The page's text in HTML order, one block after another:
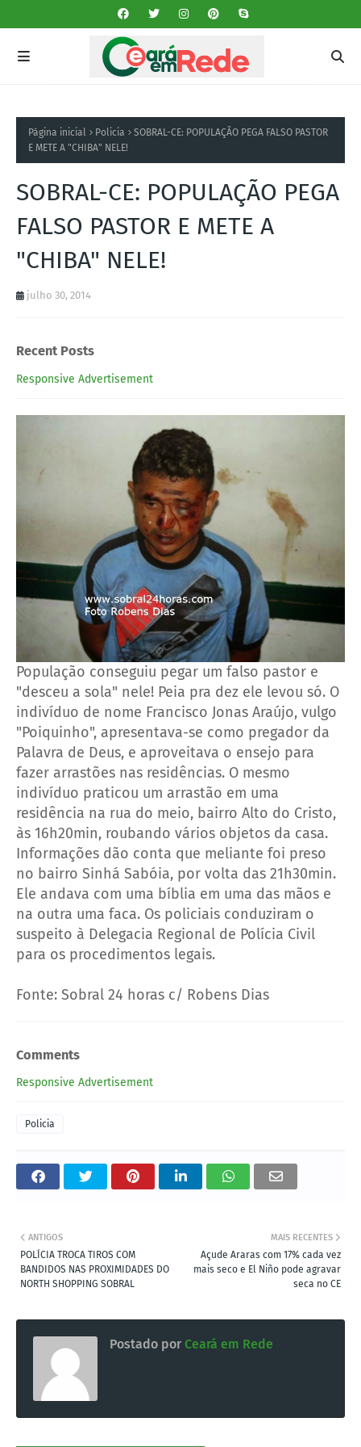
Página inicial Policia
SOBRAL-CE: POPULAÇÃO PEGA FALSO PASTOR
E METE A "CHIBA" NELE!
SOBRAL-CE: POPULAÇÃO PEGA
FALSO PASTOR E METE A
"CHIBA" NELE!
julho 30, 2014
Recent Posts
Responsive Advertisement
População conseguiu pegar um falso pastor e
"desceu a sola" nele! Peia pra dez ele levou só. O
indivíduo de nome Francisco Jonas Araújo, vulgo
"Poiquinho", apresentava-se como pregador da
Palavra de Deus, e aproveitava o ensejo para
fazer arrastões nas residências. O mesmo
indivíduo praticou um arrastão em uma
residência na rua do meio, bairro Alto do Cristo,
às 16h20min, roubando vários objetos da casa.
Informações dão conta que meliante foi preso
no bairro Sinhá Sabóia, por volta das 21h30min.
Ele andava com uma bíblia em uma das mãos e
na outra uma faca. Os policiais conduziram o
suspeito à Delegacia Regional de Polícia Civil
para os procedimentos legais.
Fonte: Sobral 24 horas c/ Robens Dias
Comments
Responsive Advertisement
Policia
MAIS RECENTES
Açude Araras com 17% cada vez
mais seco e El Niño pode agravar
seca no CE
ANTIGOS
POLÍCIA TROCA TIROS COM
BANDIDOS NAS PROXIMIDADES DO
NORTH SHOPPING SOBRAL
Postado por Ceará em Rede